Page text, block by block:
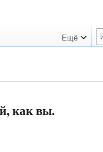
как вы.
Ещё
о
к